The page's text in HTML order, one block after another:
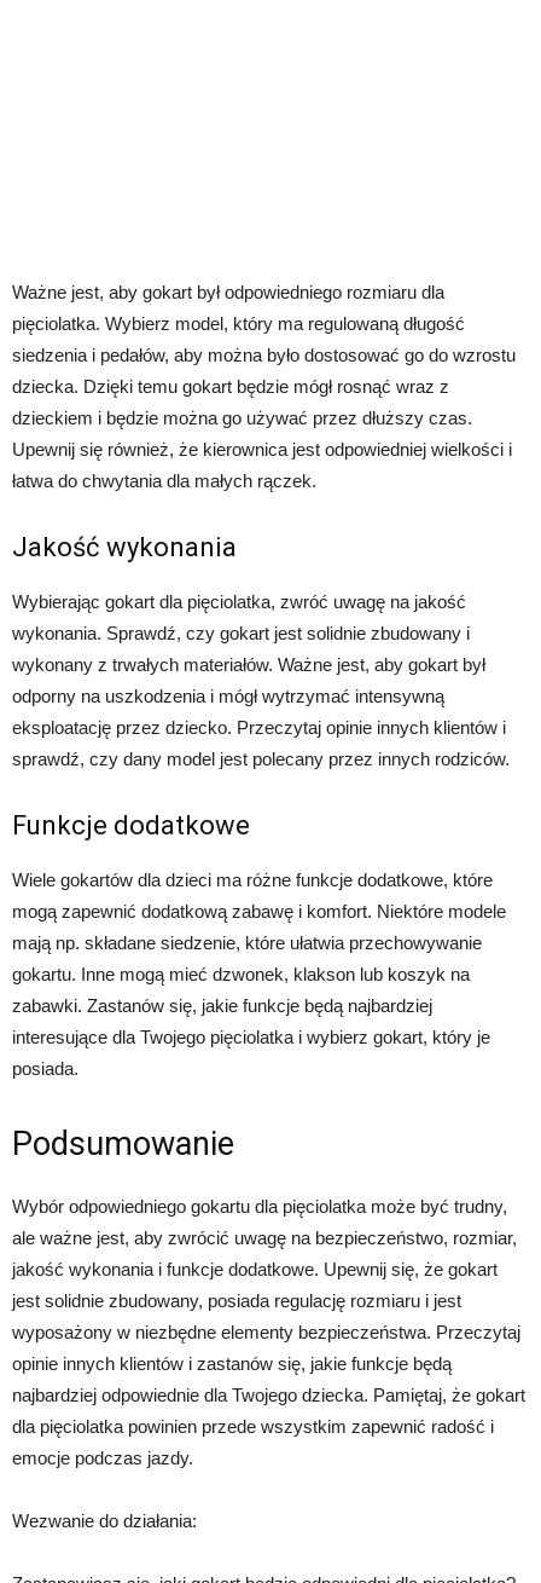
Ważne jest, aby gokart był odpowiedniego rozmiaru dla
pięciolatka. Wybierz model, który ma regulowaną długość
siedzenia i pedałów, aby można było dostosować go do wzrostu
dziecka. Dzięki temu gokart będzie mógł rosnąć wraz z
dzieckiem i będzie można go używać przez dłuższy czas.
Upewnij się również, że kierownica jest odpowiedniej wielkości i
łatwa do chwytania dla małych rączek.
Jakość wykonania
Wybierając gokart dla pięciolatka, zwróć uwagę na jakość
wykonania. Sprawdź, czy gokart jest solidnie zbudowany i
wykonany z trwałych materiałów. Ważne jest, aby gokart był
odporny na uszkodzenia i mógł wytrzymać intensywną
eksploatację przez dziecko. Przeczytaj opinie innych klientów i
sprawdź, czy dany model jest polecany przez innych rodziców.
Funkcje dodatkowe
Wiele gokartów dla dzieci ma różne funkcje dodatkowe, które
mogą zapewnić dodatkową zabawę i komfort. Niektóre modele
mają np. składane siedzenie, które ułatwia przechowywanie
gokartu. Inne mogą mieć dzwonek, klakson lub koszyk na
zabawki. Zastanów się, jakie funkcje będą najbardziej
interesujące dla Twojego pięciolatka i wybierz gokart, który je
posiada.
Podsumowanie
Wybór odpowiedniego gokartu dla pięciolatka może być trudny,
ale ważne jest, aby zwrócić uwagę na bezpieczeństwo, rozmiar,
jakość wykonania i funkcje dodatkowe. Upewnij się, że gokart
jest solidnie zbudowany, posiada regulację rozmiaru i jest
wyposażony w niezbędne elementy bezpieczeństwa. Przeczytaj
opinie innych klientów i zastanów się, jakie funkcje będą
najbardziej odpowiednie dla Twojego dziecka. Pamiętaj, że gokart
dla pięciolatka powinien przede wszystkim zapewnić radość i
emocje podczas jazdy.
Wezwanie do działania: